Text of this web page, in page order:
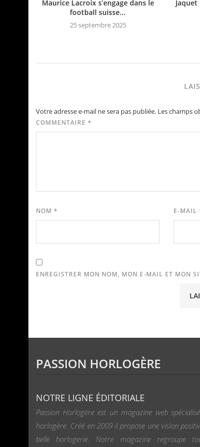
Maurice Lacroix s’engage dans le
football suisse...
25 septembre 2025
Votre adresse e-mail ne sera pas publiée. Les champs
COMMENTAIRE *
NOM * E-MAIL
ENREGISTRER MON NOM, MON E-MAIL ET MON
PASSION HORLOGÈRE
NOTRE LIGNE ÉDITORIALE
Passion Horlogère est un magazine web
horlogère. Créé en 2009 il propose une vision
belle horlogerie. Notre magazine regroupe